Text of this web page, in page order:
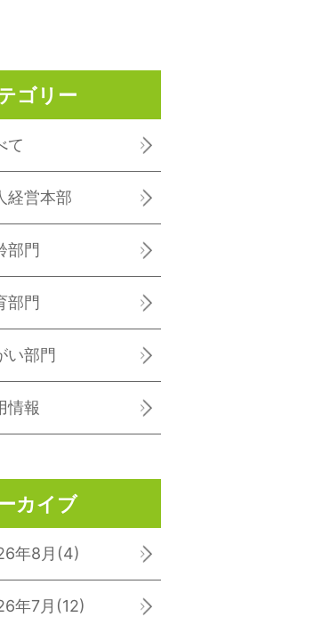
ゴリー
て
経営本部
部門
部門
い部門
情報
カイブ
年8月 (4)
年7月 (12)